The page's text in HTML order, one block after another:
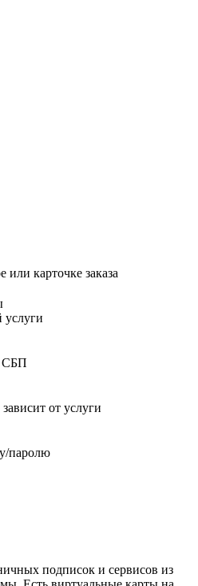
или карточке заказа
услуги
СБП
от услуги
паролю
подписок и сервисов из